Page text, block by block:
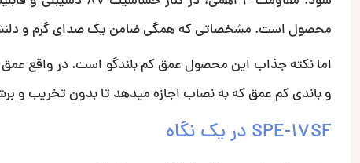
محصول است. مشخصاتی که همگی ضامن یک صدای گرم و
و باندی کم عمق که به نصاب اجازه میدهد تا بدون تخریب و
SPE-17SF در یک نگاه